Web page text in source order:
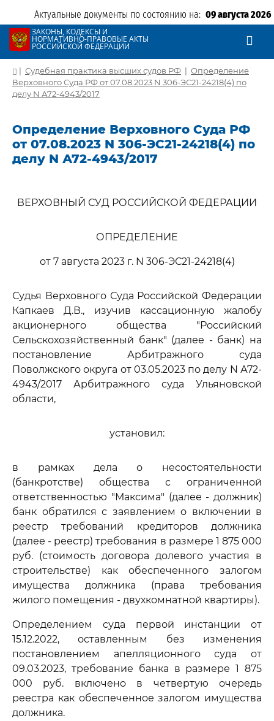
Актуальные документы по состоянию на: 09 августа 2026
ЗАКОНЫ, КОДЕКСЫ И
НОРМАТИВНО-ПРАВОВЫЕ АКТЫ
РОССИЙСКОЙ ФЕДЕРАЦИИ
| Судебная практика высших судов РФ | Определение
Верховного Суда РФ от 07.08.2023 N 306-ЭС21-24218(4) по
делу N А72-4943/2017
Определение Верховного Суда РФ
от 07.08.2023 N 306-ЭС21-24218(4) по
делу N А72-4943/2017
ВЕРХОВНЫЙ СУД РОССИЙСКОЙ ФЕДЕРАЦИИ
ОПРЕДЕЛЕНИЕ
от 7 августа 2023 г. N 306-ЭС21-24218(4)
Судья Верховного Суда Российской Федерации
Капкаев Д.В., изучив кассационную жалобу
акционерного общества "Российский
Сельскохозяйственный банк" (далее - банк) на
постановление Арбитражного суда
Поволжского округа от 03.05.2023 по делу N А72-
4943/2017 Арбитражного суда Ульяновской
области,
установил:
в рамках дела о несостоятельности
(банкротстве) общества с ограниченной
ответственностью "Максима" (далее - должник)
банк обратился с заявлением о включении в
реестр требований кредиторов должника
(далее - реестр) требования в размере 1 875 000
руб. (стоимость договора долевого участия в
строительстве) как обеспеченного залогом
имущества должника (права требования
жилого помещения - двухкомнатной квартиры).
Определением суда первой инстанции от
15.12.2022, оставленным без изменения
постановлением апелляционного суда от
09.03.2023, требование банка в размере 1 875
000 руб. включено в четвертую очередь
реестра как обеспеченное залогом имущества
должника.